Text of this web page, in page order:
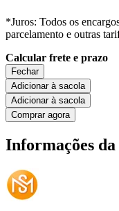
*Juros: Todos os
parcelamento e outras
Calcular frete e prazo
Fechar
Adicionar à sacola
Adicionar à sacola
Comprar agora
Informações